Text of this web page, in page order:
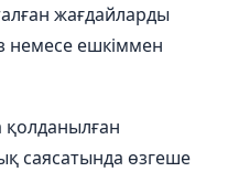
жағдайларды
немесе ешкіммен
қолданылған
саясатында өзгеше